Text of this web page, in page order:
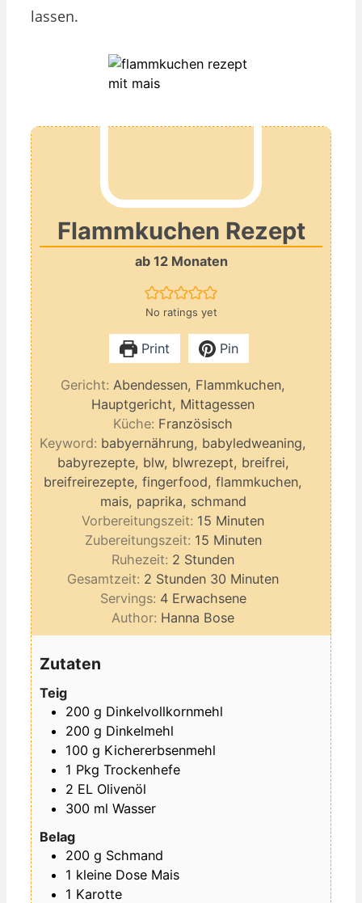
lassen.
Flammkuchen Rezept
ab 12 Monaten
No ratings yet
Print Pin
Gericht: Abendessen, Flammkuchen,
Hauptgericht, Mittagessen
Küche: Französisch
Keyword: babyernährung, babyledweaning,
babyrezepte, blw, blwrezept, breifrei,
breifreirezepte, fingerfood, flammkuchen,
mais, paprika, schmand
Vorbereitungszeit: 15 Minuten
Minuten
Zubereitungszeit: 15Minuten
Minuten
Ruhezeit: 2 Stunden
Stunden
Gesamtzeit: 2 Stunden
Stunden 30 Minuten
Minuten
Servings: 4 Erwachsene
Author: Hanna Bose
Zutaten
Teig
200 g Dinkelvollkornmehl
200 g Dinkelmehl
100 g Kichererbsenmehl
1 Pkg Trockenhefe
2 EL Olivenöl
300 ml Wasser
Belag
200 g Schmand
1 kleine Dose Mais
1 Karotte